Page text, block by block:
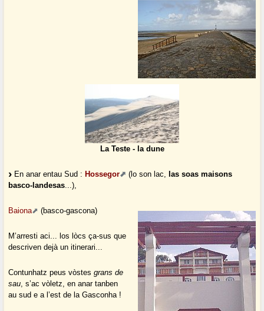
La Teste - la dune
En anar entau Sud : Hossegor (lo son lac, las soas maisons
basco-landesas...),
Baiona (basco-gascona)
M’arresti aci... los lòcs ça-sus que
descriven dejà un itinerari...
Contunhatz peus vòstesgrans de
sau, s’ac vòletz, en anar tanben
au sud e a l’est de la Gasconha !